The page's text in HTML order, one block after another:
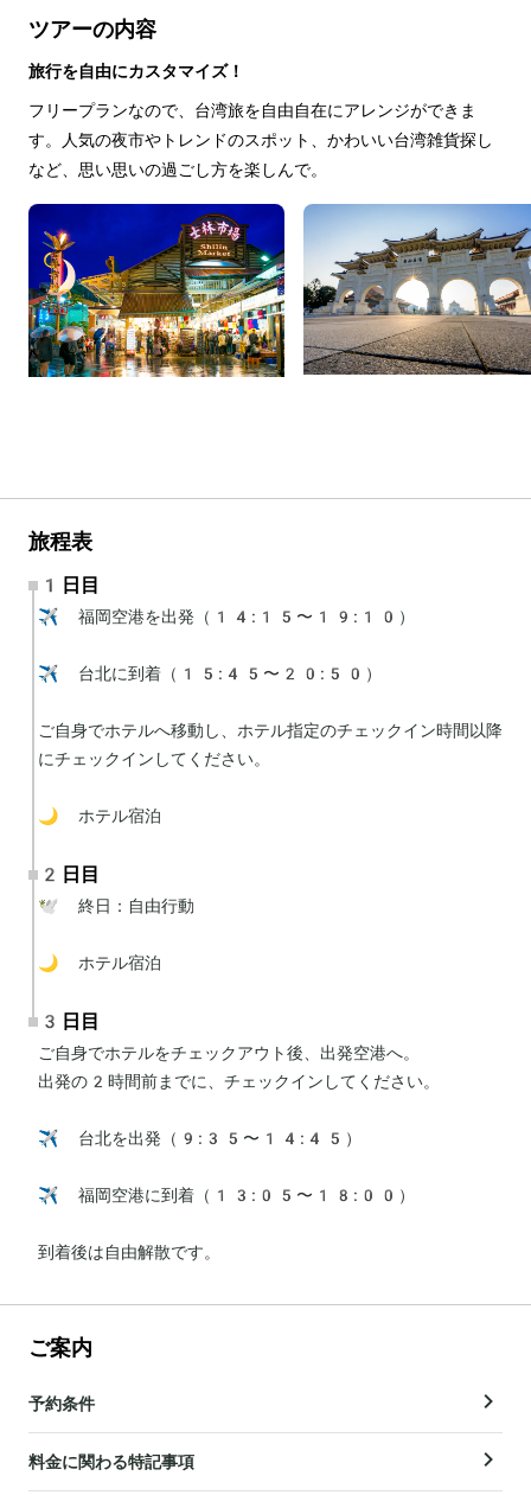
ツアーの内容
旅行を自由にカスタマイズ！
フリープランなので、台湾旅を自由自在にアレンジができま
す。人気の夜市やトレンドのスポット、かわいい台湾雑貨探し
など、思い思いの過ごし方を楽しんで。
旅程表
1日目
✈️ 福岡空港を出発（14:15〜19:10）
✈️ 台北に到着（15:45〜20:50）
ご自身でホテルへ移動し、ホテル指定のチェックイン時間以降
にチェックインしてください。
🌙 ホテル宿泊
2日目
🕊 終日：自由行動
🌙 ホテル宿泊
3日目
ご自身でホテルをチェックアウト後、出発空港へ。
出発の2時間前までに、チェックインしてください。
✈️ 台北を出発（9:35〜14:45）
✈️ 福岡空港に到着（13:05〜18:00）
到着後は自由解散です。
ご案内
予約条件
料金に関わる特記事項